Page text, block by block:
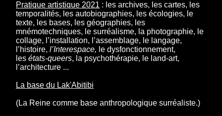
Pratique artistique 2021 : les archives, les cartes, les
temporalités, les autobiographies, les écologies, le
texte, les bases, les géographies, les
mnémotechniques, le surréalisme, la photographie, le
collage, l’installation, l’assemblage, le langage,
l’histoire, l’Interespace, le dysfonctionnement,
les états-queers, la psychothérapie, le land-art,
l’architecture ...
La base du Lak'Abitibi
(La Reine comme base anthropologique surréaliste.)